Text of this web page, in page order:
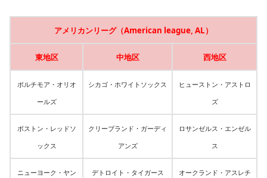
アメリカンリーグ（American league, AL）
東地区 中地区 西地区
ボルチモア・オリオ
ールズ
シカゴ・ホワイトソックス ヒューストン・アストロ
ズ
ボストン・レッドソ
ックス
クリーブランド・ガーディ
アンズ
ロサンゼルス・エンゼル
ス
ニューヨーク・ヤン デトロイト・タイガース オークランド・アスレチ